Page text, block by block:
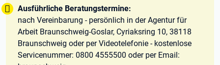
Tipp:
Ausführliche Beratungstermine:
nach Vereinbarung - persönlich in der Agentur für
Arbeit Braunschweig-Goslar, Cyriaksring 10, 38118
Braunschweig oder per Videotelefonie - kostenlose
Servicenummer: 0800 4555500 oder per Email: